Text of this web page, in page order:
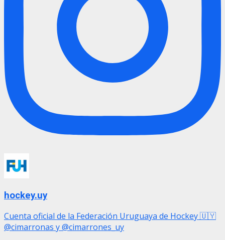
hockey.uy
Cuenta oficial de la Federación Uruguaya de Hockey 🇺🇾
@cimarronas y @cimarrones_uy